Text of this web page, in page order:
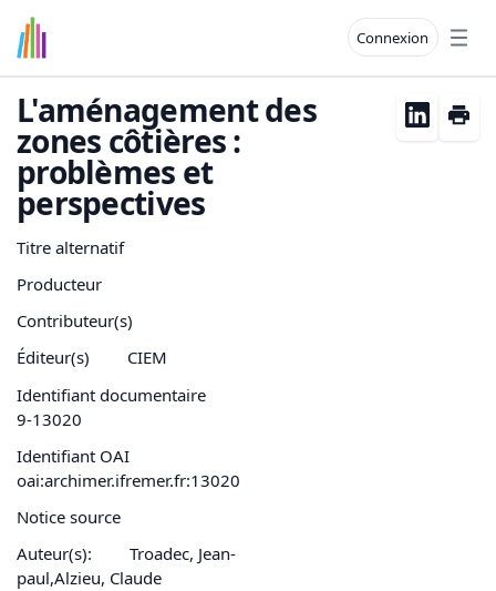
Connexion
L'aménagement des
zones côtières :
problèmes et
perspectives
Titre alternatif
Producteur
Contributeur(s)
Éditeur(s)
CIEM
Identifiant documentaire
9-13020
Identifiant OAI
oai:archimer.ifremer.fr:13020
Notice source
Auteur(s):
Troadec, Jean-
paul,Alzieu, Claude